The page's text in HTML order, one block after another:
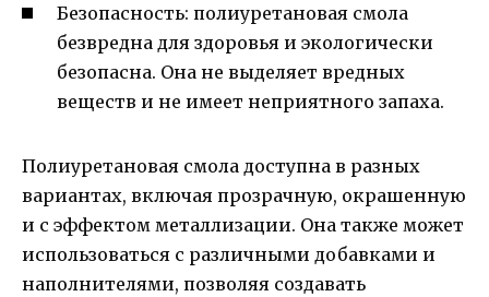
Безопасность: полиуретановая смола
безвредна для здоровья и экологически
безопасна. Она не выделяет вредных
веществ и не имеет неприятного запаха.
Полиуретановая смола доступна в разных
вариантах, включая прозрачную, окрашенную
и с эффектом металлизации. Она также может
использоваться с различными добавками и
наполнителями, позволяя создавать